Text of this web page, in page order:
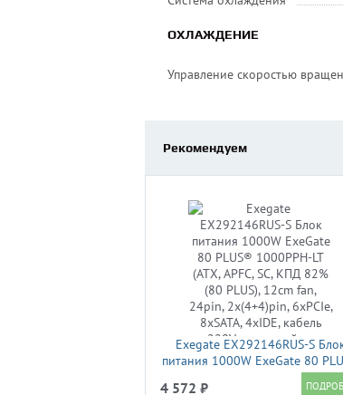
ОХЛАЖДЕНИЕ
Управление скоростью
Рекомендуем
Exegate EX292146RUS-S
питания 1000W ExeGate 80
1000PPH-LT (ATX, APFC, SC,
4 572 ₽